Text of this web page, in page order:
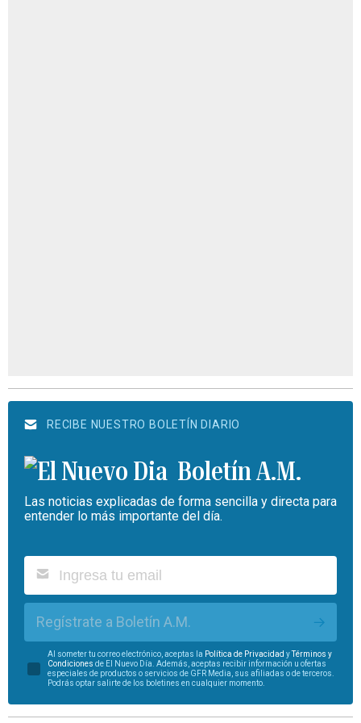
RECIBE NUESTRO BOLETÍN DIARIO
Boletín A.M.
Las noticias explicadas de forma sencilla y directa para
entender lo más importante del día.
Regístrate a Boletín A.M.
Al someter tu correo electrónico, aceptas la Política de Privacidad yTérminos y
Condiciones de El Nuevo Día. Además, aceptas recibir información u ofertas
especiales de productos o servicios de GFR Media, sus afiliadas o de terceros.
Podrás optar salirte de los boletines en cualquier momento.